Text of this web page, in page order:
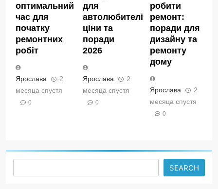
оптимальний
час для
початку
ремонтних
робіт
Ярослава
2
месяца спустя
0
для
автолюбителів:
ціни та
поради
2026
Ярослава
2
месяца спустя
0
робити
ремонт:
поради для
дизайну та
ремонту
дому
Ярослава
2
месяца спустя
0
SEARCH